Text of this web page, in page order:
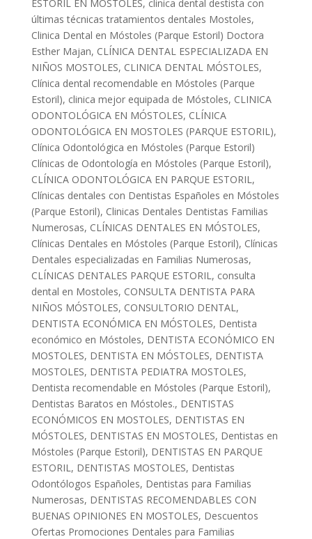
ESTORIL EN MÓSTOLES, clinica dental destista con
últimas técnicas tratamientos dentales Mostoles,
Clinica Dental en Móstoles (Parque Estoril) Doctora
Esther Majan, CLÍNICA DENTAL ESPECIALIZADA EN
NIÑOS MOSTOLES, CLINICA DENTAL MÓSTOLES,
Clínica dental recomendable en Móstoles (Parque
Estoril), clinica mejor equipada de Móstoles, CLINICA
ODONTOLÓGICA EN MÓSTOLES, CLÍNICA
ODONTOLÓGICA EN MOSTOLES (PARQUE ESTORIL),
Clínica Odontológica en Móstoles (Parque Estoril)
Clínicas de Odontología en Móstoles (Parque Estoril),
CLÍNICA ODONTOLÓGICA EN PARQUE ESTORIL,
Clínicas dentales con Dentistas Españoles en Móstoles
(Parque Estoril), Clinicas Dentales Dentistas Familias
Numerosas, CLÍNICAS DENTALES EN MÓSTOLES,
Clínicas Dentales en Móstoles (Parque Estoril), Clínicas
Dentales especializadas en Familias Numerosas,
CLÍNICAS DENTALES PARQUE ESTORIL, consulta
dental en Mostoles, CONSULTA DENTISTA PARA
NIÑOS MÓSTOLES, CONSULTORIO DENTAL,
DENTISTA ECONÓMICA EN MÓSTOLES, Dentista
económico en Móstoles, DENTISTA ECONÓMICO EN
MOSTOLES, DENTISTA EN MÓSTOLES, DENTISTA
MOSTOLES, DENTISTA PEDIATRA MOSTOLES,
Dentista recomendable en Móstoles (Parque Estoril),
Dentistas Baratos en Móstoles., DENTISTAS
ECONÓMICOS EN MOSTOLES, DENTISTAS EN
MÓSTOLES, DENTISTAS EN MOSTOLES, Dentistas en
Móstoles (Parque Estoril), DENTISTAS EN PARQUE
ESTORIL, DENTISTAS MOSTOLES, Dentistas
Odontólogos Españoles, Dentistas para Familias
Numerosas, DENTISTAS RECOMENDABLES CON
BUENAS OPINIONES EN MOSTOLES, Descuentos
Ofertas Promociones Dentales para Familias